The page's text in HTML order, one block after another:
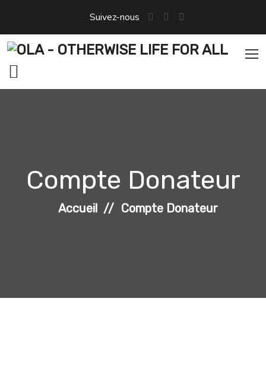
contenu
Suivez-nous
Compte Donateur
Accueil Compte Donateur